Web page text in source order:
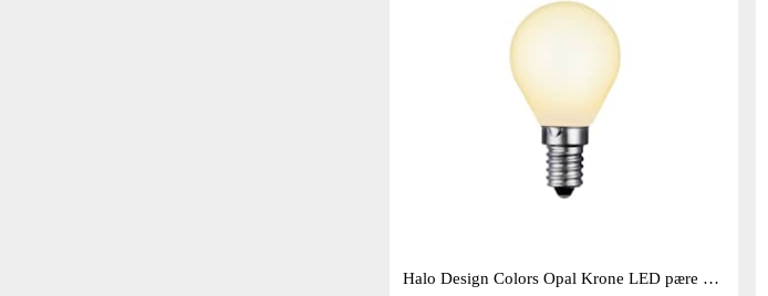
Halo Design Colors Opal Krone LED pære 4 watt E14